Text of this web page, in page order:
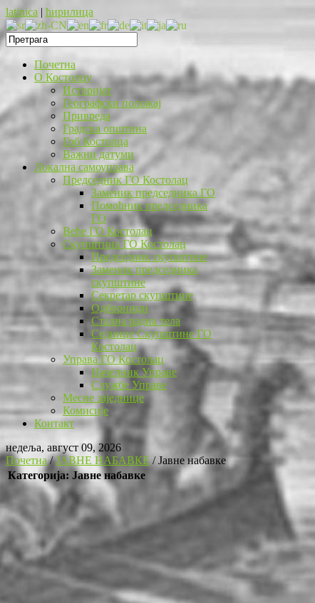
latinica | ћирилица
Почетна
O Костолцу
Историјат
Географски положај
Привреда
Градска општина
Грб Костолца
Важни датуми
Локална самоуправа
Председник ГО Костолац
Заменик председника ГО
Помоћник председника
ГО
Веће ГО Костолац
Скупштина ГО Костолац
Председник скупштине
Заменик председника
скупштине
Секретар скупштине
Одборници
Стална радна тела
Седнице Скупштине ГО
Костолац
Управа ГО Костолац
Начелник Управе
Службе Управе
Месне заједнице
Комисије
Контакт
недеља, август 09, 2026
Почетна/ЈАВНЕ НАБАВКЕ/Јавне набавке
Категорија: Јавне набавке